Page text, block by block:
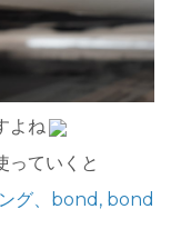
よね
っていくと